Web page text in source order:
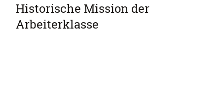
Historische Mission der
Arbeiterklasse